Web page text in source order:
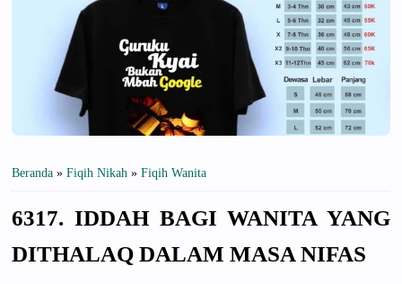
Beranda » Fiqih Nikah » Fiqih Wanita
6317. IDDAH BAGI WANITA YANG
DITHALAQ DALAM MASA NIFAS